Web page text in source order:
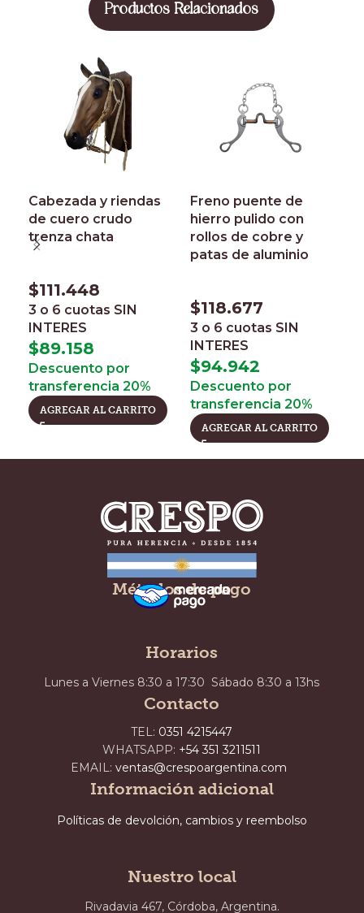
Productos Relacionados
Cabezada y riendas
de cuero crudo
trenza chata
$111.448
3 o 6 cuotas SIN
INTERES
$89.158
Descuento por
transferencia 20%
AGREGAR AL CARRITO
Freno puente de
hierro pulido con
rollos de cobre y
patas de aluminio
$118.677
3 o 6 cuotas SIN
INTERES
$94.942
Descuento por
transferencia 20%
AGREGAR AL CARRITO
Horarios
Lunes a Viernes 8:30 a 17:30 Sábado 8:30 a 13hs
Contacto
TEL: 0351 4215447
WHATSAPP: +54 351 3211511
EMAIL: ventas@crespoargentina.com
Información adicional
Políticas de devolción, cambios y reembolso
Métodos de pago
Nuestro local
Rivadavia 467, Córdoba, Argentina.